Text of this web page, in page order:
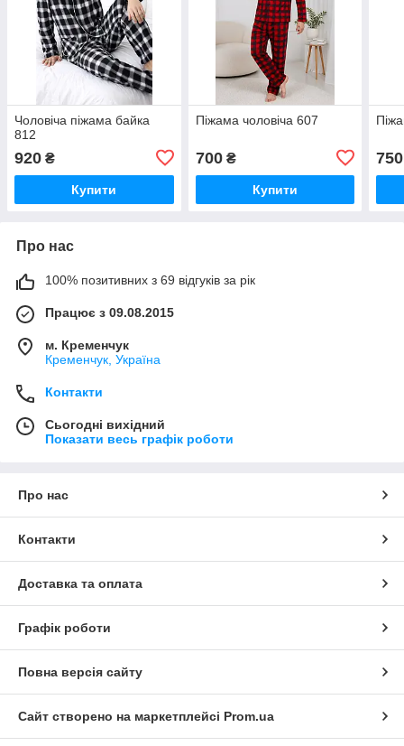
Чоловіча піжама байка
812
920 ₴
Купити
Піжама чоловіча 607
700₴
Купити
750
Про нас
100% позитивних з 69 відгуків за рік
Працює з 09.08.2015
м. Кременчук
Кременчук, Україна
Контакти
Сьогодні вихідний
Показати весь графік роботи
Про нас
Контакти
Доставка та оплата
Графік роботи
Повна версія сайту
Сайт створено на маркетплейсі Prom.ua